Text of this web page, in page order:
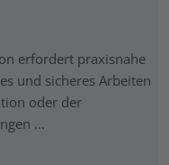
erfordert praxisnahe
und sicheres Arbeiten
oder der
...